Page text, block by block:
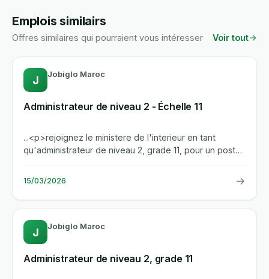
Emplois similairs
Offres similaires qui pourraient vous intéresser Voir tout
J Jobiglo Maroc
Administrateur de niveau 2 - Échelle 11
...<p>rejoignez le ministere de l'interieur en tant
qu'administrateur de niveau 2, grade 11, pour un poste
cle dans la...
15/03/2026 →
J Jobiglo Maroc
Administrateur de niveau 2, grade 11